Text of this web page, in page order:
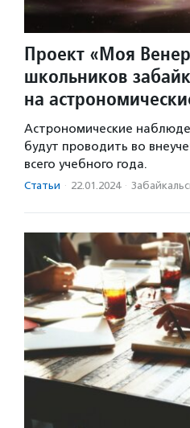
Проект «Моя
школьников
на
Астрономические
будут проводить во
всего учебного года.
Статьи · 22.01.2024 ·